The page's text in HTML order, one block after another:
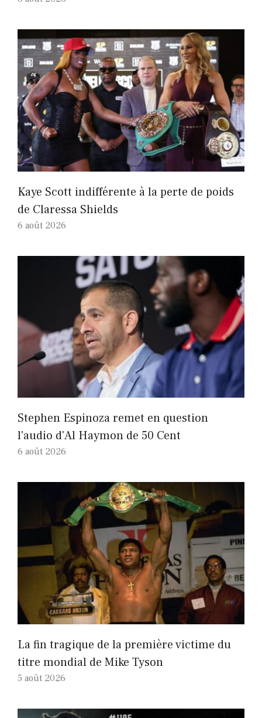
Kaye Scott indifférente à la perte de poids
de Claressa Shields
6 août 2026
Stephen Espinoza remet en question
l'audio d'Al Haymon de 50 Cent
6 août 2026
La fin tragique de la première victime du
titre mondial de Mike Tyson
5 août 2026